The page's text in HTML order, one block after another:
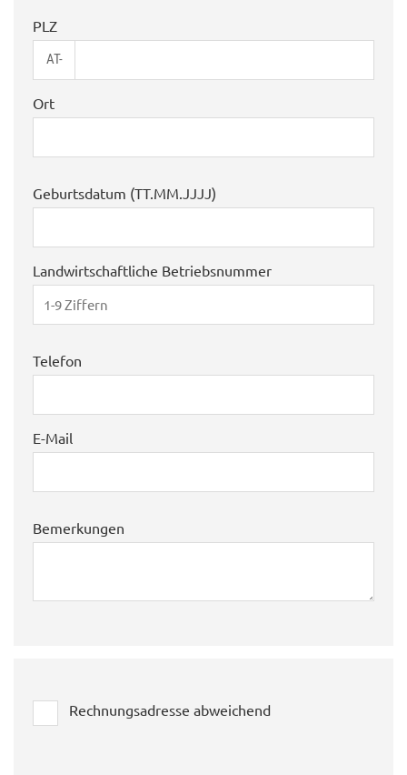
PLZ
AT-
Ort
Geburtsdatum (TT.MM.JJJJ)
Landwirtschaftliche Betriebsnummer
Telefon
E-Mail
Bemerkungen
Rechnungsadresse abweichend